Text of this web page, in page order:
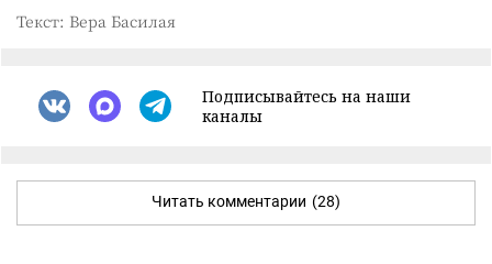
Текст: Вера Басилая
Подписывайтесь на наши
каналы
Читать комментарии (28)